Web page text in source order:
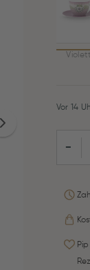
Violett
Vor 14
−